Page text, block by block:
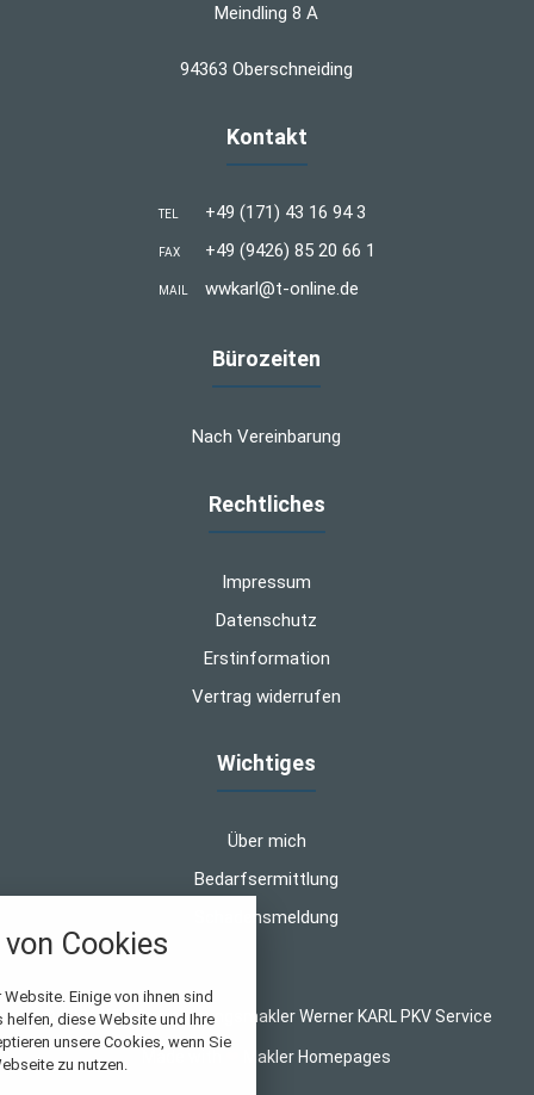
Meindling 8 A
94363 Oberschneiding
Kontakt
TEL +49 (171) 43 16 94 3
FAX +49 (9426) 85 20 66 1
MAIL wwkarl@t-online.de
Bürozeiten
Nach Vereinbarung
Rechtliches
Impressum
Datenschutz
Erstinformation
Vertrag widerrufen
Wichtiges
Über mich
Bedarfsermittlung
Schadensmeldung
© 2026 WK-Versicherungsmakler Werner KARL PKV Service
Makler Homepages
Cookies
Einige von ihnen sind
diese Website und Ihre
unsere Cookies, wenn Sie
zu nutzen.
alle verwendeten Cookies und
folgende Kategorien zu